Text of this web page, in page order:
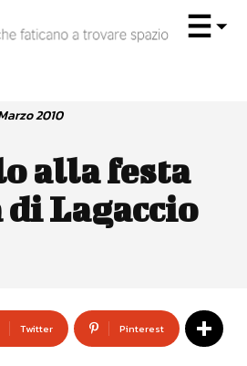
2010
alla festa
Lagaccio
Twitter Pinterest